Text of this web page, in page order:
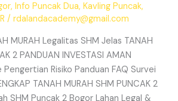
,Info Puncak Dua,Kavling Puncak,
/rdalandacademy@gmail.com
MURAH Legalitas SHM Jelas TANAH
2 PANDUAN INVESTASI AMAN
Risiko Panduan FAQ Survei
TANAH MURAH SHM PUNCAK 2
SHM Puncak 2 Bogor Lahan Legal &